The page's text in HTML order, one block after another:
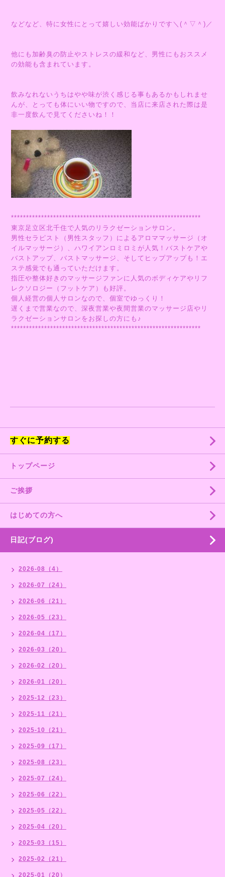
などなど、特に女性にとって嬉しい効能ばかりです＼(＾▽＾)／
他にも加齢臭の防止やストレスの緩和など、男性にもおススメ
の効能も含まれています。
飲みなれないうちはやや味が渋く感じる事もあるかもしれませ
んが、とっても体にいい物ですので、当店に来店された際は是
非一度飲んで見てくださいね！！
***************************************************************
東京足立区北千住で人気のリラクゼーションサロン。
男性セラピスト（男性スタッフ）によるアロママッサージ（オ
イルマッサージ）、ハワイアンロミロミが人気！バストケアや
バストアップ、バストマッサージ、そしてヒップアップも！エ
ステ感覚でも通っていただけます。
指圧や整体好きのマッサージファンに人気のボディケアやリフ
レクソロジー（フットケア）も好評。
個人経営の個人サロンなので、個室でゆっくり！
遅くまで営業なので、深夜営業や夜間営業のマッサージ店やリ
ラクゼーションサロンをお探しの方にも♪
***************************************************************
すぐに予約する
トップページ
ご挨拶
はじめての方へ
日記(ブログ)
2026-08（4）
2026-07（24）
2026-06（21）
2026-05（23）
2026-04（17）
2026-03（20）
2026-02（20）
2026-01（20）
2025-12（23）
2025-11（21）
2025-10（21）
2025-09（17）
2025-08（23）
2025-07（24）
2025-06（22）
2025-05（22）
2025-04（20）
2025-03（15）
2025-02（21）
2025-01（20）